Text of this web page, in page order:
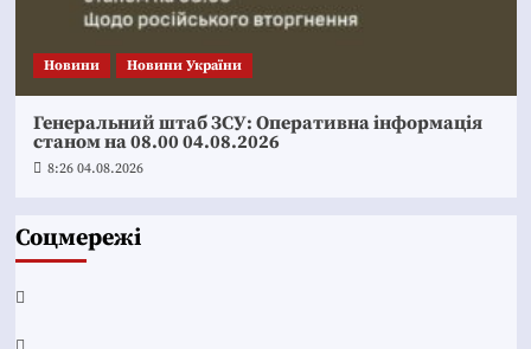
Новини Новини України
Генеральний штаб ЗСУ: Оперативна інформація
станом на 08.00 04.08.2026
8:26 04.08.2026
Соцмережі
Facebook
YouTube